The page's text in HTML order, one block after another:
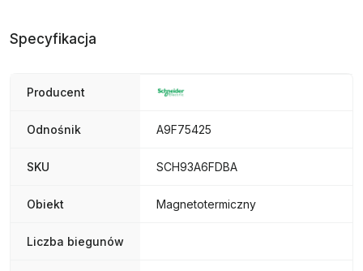
Specyfikacja
Producent
Odnośnik A9F75425
SKU SCH93A6FDBA
Obiekt Magnetotermiczny
Liczba biegunów